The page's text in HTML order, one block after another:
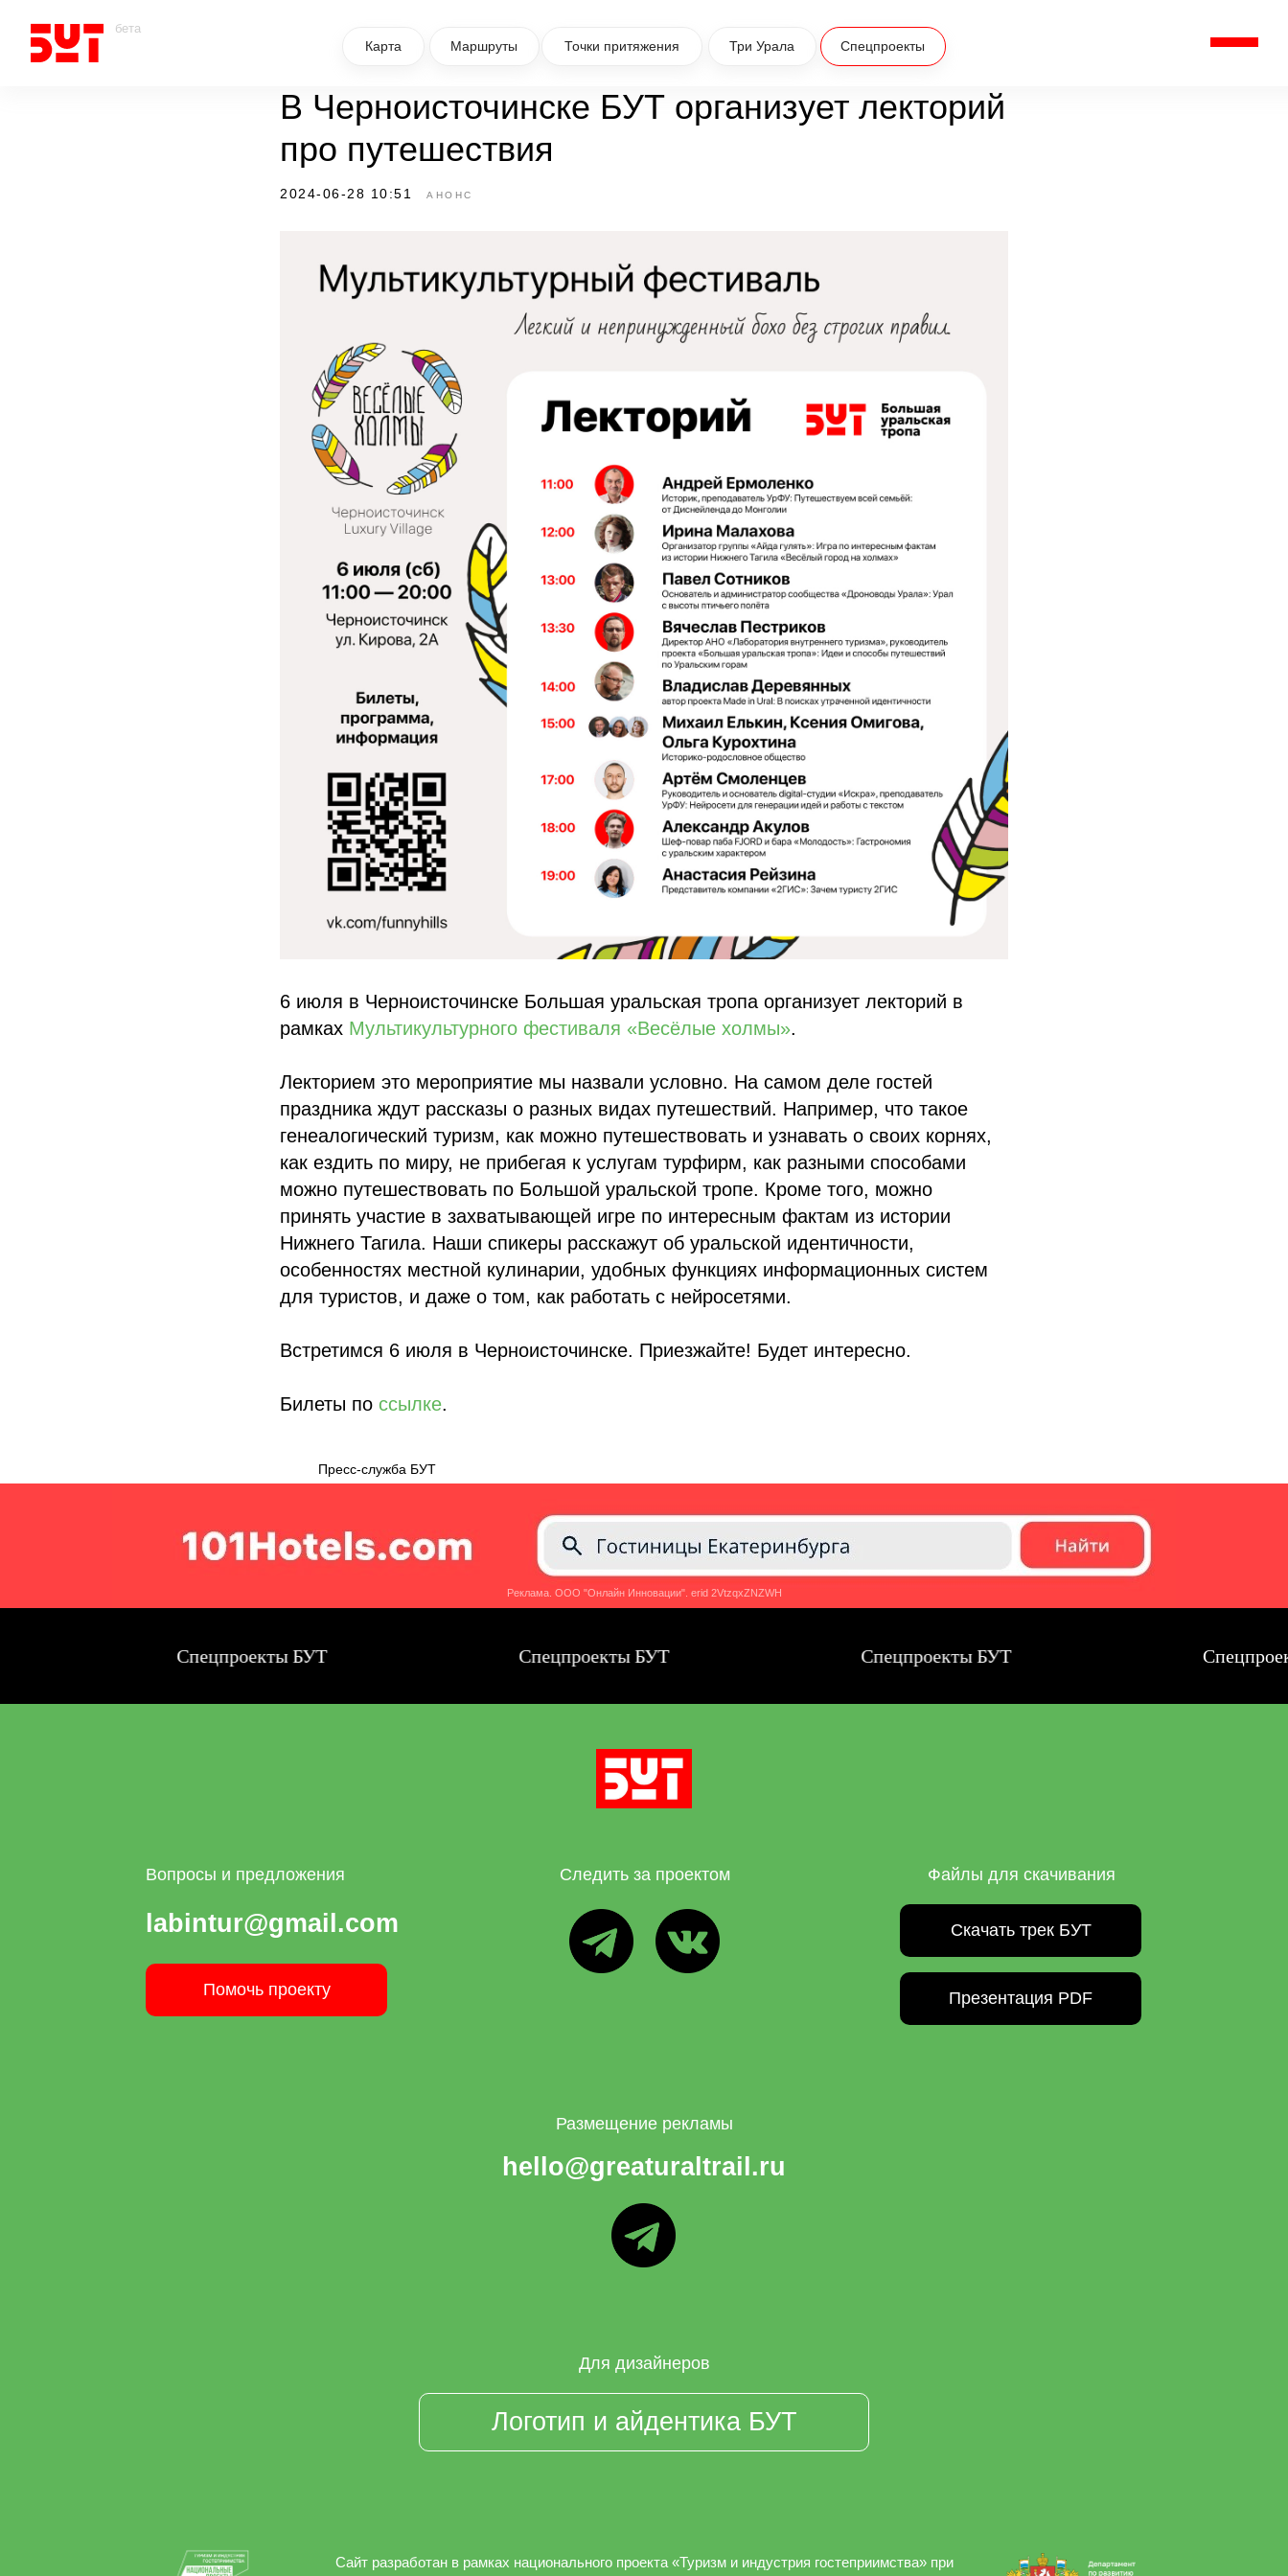
Карта Маршруты Точки притяжения Три Урала Спецпроекты
бета
В Черноисточинске БУТ организует лекторий
про путешествия
2024-06-28 10:51 АНОНС
6 июля в Черноисточинске Большая уральская тропа организует лекторий в
рамках Мультикультурного фестиваля «Весёлые холмы».
Лекторием это мероприятие мы назвали условно. На самом деле гостей
праздника ждут рассказы о разных видах путешествий. Например, что такое
генеалогический туризм, как можно путешествовать и узнавать о своих корнях,
как ездить по миру, не прибегая к услугам турфирм, как разными способами
можно путешествовать по Большой уральской тропе. Кроме того, можно
принять участие в захватывающей игре по интересным фактам из истории
Нижнего Тагила. Наши спикеры расскажут об уральской идентичности,
особенностях местной кулинарии, удобных функциях информационных систем
для туристов, и даже о том, как работать с нейросетями.
Встретимся 6 июля в Черноисточинске. Приезжайте! Будет интересно.
Билеты по ссылке.
Пресс-служба БУТ
Реклама. ООО "Онлайн Инновации". erid 2VtzqxZNZWH
Спецпроекты БУТ Спецпроекты БУТ Спецпроекты БУТ
ТГ ВК
labintur@gmail.com
Следить за проектом
Презентация PDF
Скачать трек БУТ
Вопросы и предложения Файлы для скачивания
Помочь проекту
hello@greaturaltrail.ru
ТГ
Размещение рекламы
Логотип и айдентика БУТ
Для дизайнеров
Сайт разработан в рамках национального проекта «Туризм и индустрия гостеприимства» при